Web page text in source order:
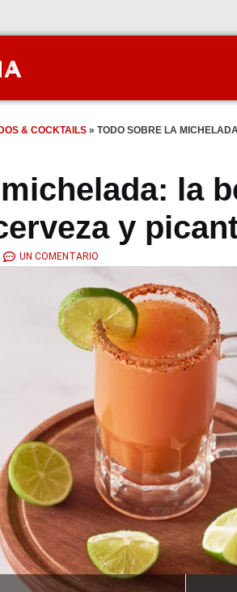
& COCKTAILS » TODO SOBRE LA
la
y
UN COMENTARIO